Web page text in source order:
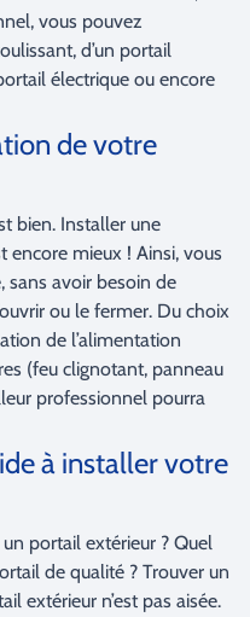
vous pouvez
d’un portail
électrique ou encore
de votre
bien. Installer une
encore mieux ! Ainsi, vous
sans avoir besoin de
ou le fermer. Du choix
de l’alimentation
(feu clignotant, panneau
professionnel pourra
à installer votre
portail extérieur ? Quel
de qualité ? Trouver un
extérieur n’est pas aisée.